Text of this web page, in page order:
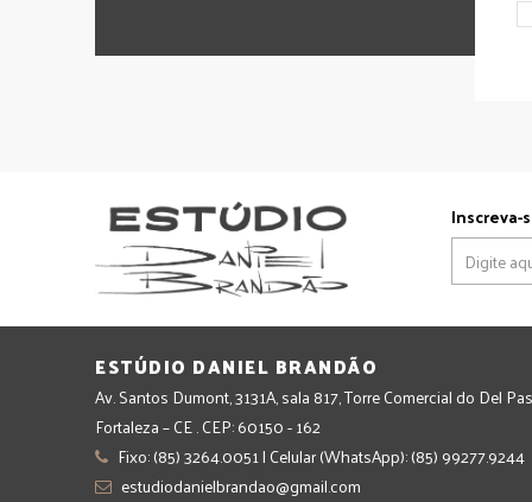
Inscreva-
ESTÚDIO DANIEL BRANDÃO
Av. Santos Dumont, 3131A, sala 817, Torre Comercial do Del
Fortaleza – CE . CEP: 60150 - 162
Fixo: (85) 3264.0051 | Celular (WhatsApp): (85) 99277.9244
estudiodanielbrandao@gmail.com